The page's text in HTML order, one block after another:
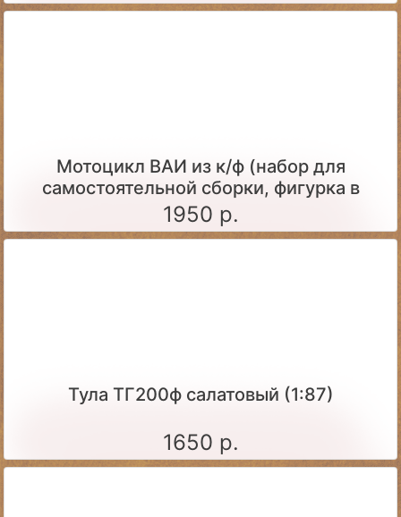
Мотоцикл ВАИ из к/ф (набор для
самостоятельной сборки, фигурка в
комплекте)
1950 р.
Тула ТГ200ф салатовый (1:87)
1650 р.